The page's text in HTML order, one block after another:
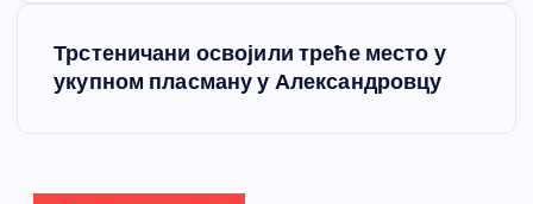
Трстеничани освојили треће место у
укупном пласману у Александровцу